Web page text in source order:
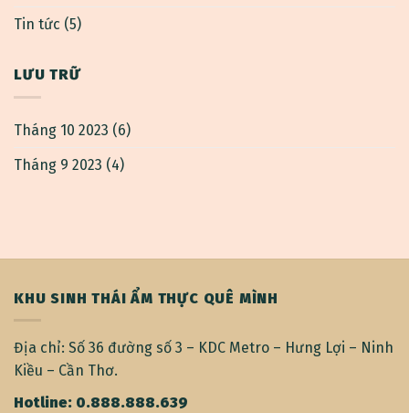
Tin tức (5)
LƯU TRỮ
Tháng 10 2023 (6)
Tháng 9 2023 (4)
KHU SINH THÁI ẨM THỰC QUÊ MÌNH
Địa chỉ: Số 36 đường số 3 – KDC Metro – Hưng Lợi – Ninh
Kiều – Cần Thơ.
Hotline: 0.888.888.639